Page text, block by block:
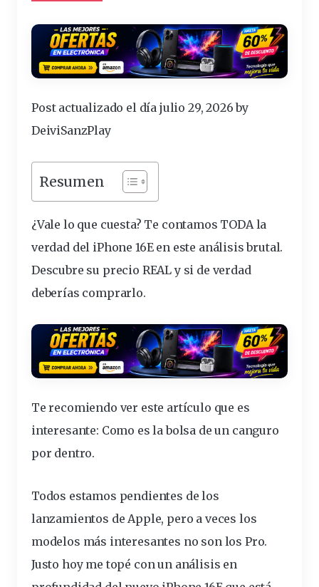
Post actualizado el día julio 29, 2026 by
DeiviSanzPlay
Resumen
¿Vale lo que cuesta? Te contamos TODA la
verdad del iPhone 16E en este análisisbrutal.
Descubre su precio REAL y si de verdad
deberías comprarlo.
Te recomiendo ver este artículo que es
interesante: Como es la bolsa de un canguro
por dentro.
Todos estamos pendientes de los
lanzamientos de Apple, pero a veces los
modelos más interesantes no son los Pro.
Justo hoy me topé con un análisis en